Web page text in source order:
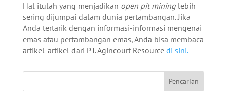
Hal itulah yang menjadikan open pit mininglebih
sering dijumpai dalam dunia pertambangan.Jika
Anda tertarik dengan informasi-informasi mengenai
emas atau pertambangan emas, Anda bisa membaca
artikel-artikel dari PT. Agincourt Resourcedi sini.